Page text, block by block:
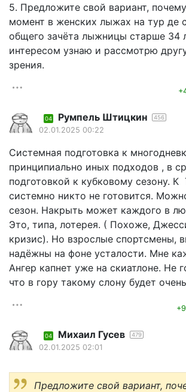
5. Предложите свой вариант,
момент в женских лыжах на тур де
общего зачёта лыжницы старше 34
интересом узнаю и рассмотрю
зрения.
04 Румпель Штицкин 456
02.01.2025 00:22
Системная подготовка к
принципиально иных подходов , в
подготовкой к кубковому сезону. К
системно никто не готовится.
сезон. Накрыть может каждого в
Это, типа, лотерея. ( Похоже,
кризис). Но взрослые спортсмены,
надёжны на фоне усталости. Мне
Ангер капнет уже на скиатлоне. Не
что в гору такому слону будет
+9
04 Михаил Гусев 479
02.01.2025 02:01
Предложите свой вариант,